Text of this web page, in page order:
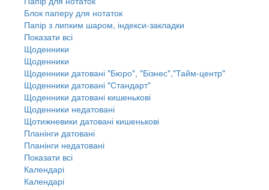
Блок паперу для нотаток
Папір з липким шаром, індекси-закладки
Показати всі
Щоденники
Щоденники
Щоденники датовані "Бюро", "Бізнес","Тайм-центр"
Щоденники датовані "Стандарт"
Щоденники датовані кишенькові
Щоденники недатовані
Щотижневики датовані кишенькові
Планінги датовані
Планінги недатовані
Показати всі
Календарі
Календарі